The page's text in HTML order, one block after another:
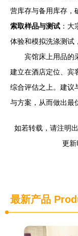
营库存与备用库存，
索取样品与测试 ：
体验和模拟洗涤测试
宾馆床上用品的
建立在酒店定位、宾
综合评估之上。建议
与方案，从而做出最
如若转载，请注明
更
最新产品